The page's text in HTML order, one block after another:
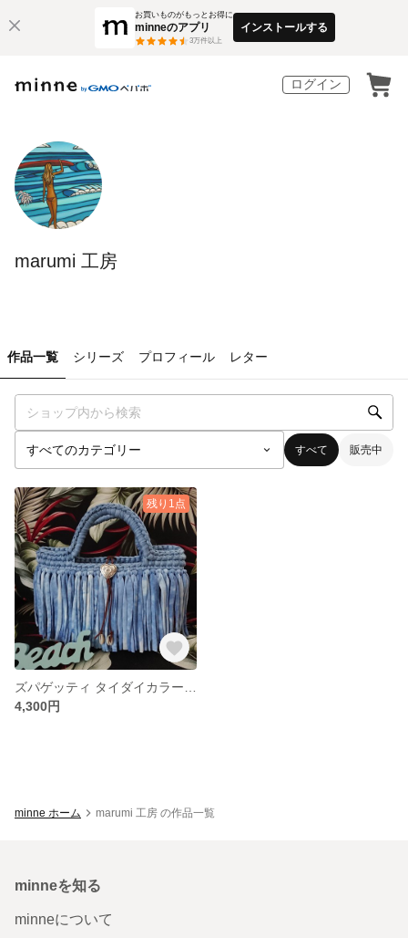
お買いものがもっとお得に
minneのアプリ
3万件以上
インストールする
ログイン
marumi 工房
作品一覧 シリーズ プロフィール レター
すべて 販売中
残り1点
4,300円
minne ホーム marumi 工房 の作品一覧
minneを知る
minneについて